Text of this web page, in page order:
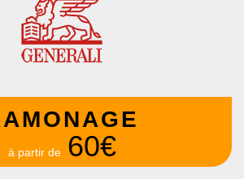
à partir de 60€